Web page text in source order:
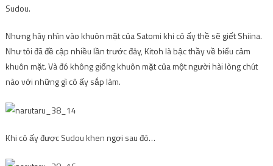
Sudou.
Nhưng hãy nhìn vào khuôn mặt của Satomi khi cô ấy thề sẽ giết Shiina.
Như tôi đã đề cập nhiều lần trước đây, Kitoh là bậc thầy về biểu cảm
khuôn mặt. Và đó không giống khuôn mặt của một người hài lòng chút
nào với những gì cô ấy sắp làm.
Khi cô ấy được Sudou khen ngợi sau đó…